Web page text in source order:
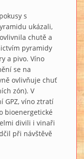
s
ukázali,
chutě a
pyramidy
a pivo. Víno
se na
ovlivňuje chuť
zón). V
GPZ, víno ztratí
bioenergetické
divili i vinaři
při návštěvě